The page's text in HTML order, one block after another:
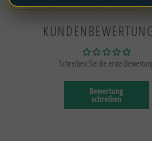
hinzugefügt FACEBOOK
TEILEN
TWITTER
TWITTERN PINNEN
Schreiben Sie die erste
Bewertung
schreiben